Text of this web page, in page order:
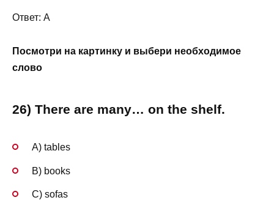
Ответ: A
Посмотри на картинку и выбери необходимое
слово
26) There are many… on the shelf.
A) tables
B) books
C) sofas